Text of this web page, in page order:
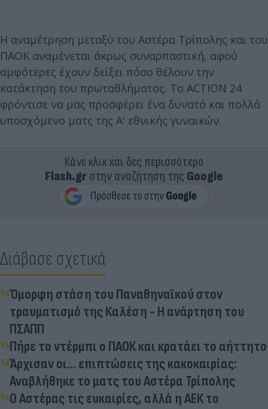
Η αναμέτρηση μεταξύ του Αστέρα Τρίπολης και του
ΠΑΟΚ αναμένεται άκρως συναρπαστική, αφού
αμφότερες έχουν δείξει πόσο θέλουν την
κατάκτηση του πρωταθλήματος. Το ACTION 24
φρόντισε να μας προσφέρει ένα δυνατό και πολλά
υποσχόμενο ματς της Α' εθνικής γυναικών.
Κάνε κλικ και δες περισσότερο
Flash.grστην αναζήτηση της Google
Διάβασε σχετικά
Όμορφη στάση του Παναθηναϊκού στον
τραυματισμό της Καλέση - Η ανάρτηση του
ΠΣΑΠΠ
Πήρε το ντέρμπι ο ΠΑΟΚ και κρατάει το αήττητο
Άρχισαν οι... επιπτώσεις της κακοκαιρίας:
Αναβλήθηκε το ματς του Αστέρα Τρίπολης
Ο Αστέρας τις ευκαιρίες, αλλά η ΑΕΚ το